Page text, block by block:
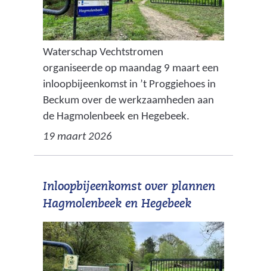
Waterschap Vechtstromen
organiseerde op maandag 9 maart een
inloopbijeenkomst in ’t Proggiehoes in
Beckum over de werkzaamheden aan
de Hagmolenbeek en Hegebeek.
19 maart 2026
Inloopbijeenkomst over plannen
Hagmolenbeek en Hegebeek